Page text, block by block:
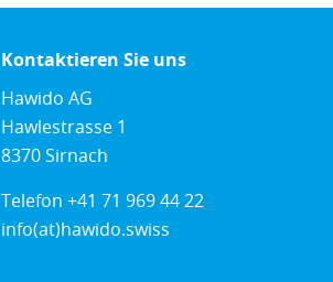
Kontaktieren Sie uns
Hawido AG
Hawlestrasse 1
8370 Sirnach
Telefon +41 71 969 44 22
info(at)hawido.swiss